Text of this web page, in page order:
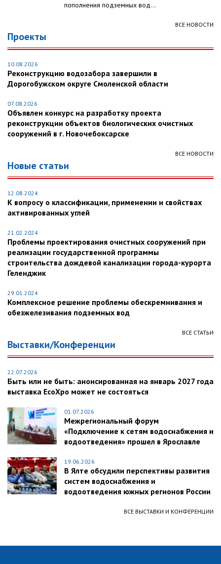
пополнения подземных вод...
ВСЕ НОВОСТИ
Проекты
10.08.2026
Реконструкцию водозабора завершили в
Дорогобужском округе Смоленской области
07.08.2026
Объявлен конкурс на разработку проекта
реконструкции объектов биологических очистных
сооружений в г. Новочебоксарске
ВСЕ НОВОСТИ
Новые статьи
12.08.2024
К вопросу о классификации, применении и свойствах
активированных углей
21.02.2024
Проблемы проектирования очистных сооружений при
реализации государственной программы
строительства дождевой канализации города-курорта
Геленджик
29.01.2024
Комплексное решение проблемы обескремнивания и
обезжелезивания подземных вод
ВСЕ СТАТЬИ
Выставки/Конференции
22.07.2026
Быть или не быть: анонсированная на январь 2027 года
выставка EcoXpo может не состояться
01.07.2026
Межрегиональный форум
«Подключение к сетям водоснабжения и
водоотведения» прошел в Ярославле
19.06.2026
В Ялте обсудили перспективы развития
систем водоснабжения и
водоотведения южных регионов России
ВСЕ ВЫСТАВКИ И КОНФЕРЕНЦИИ